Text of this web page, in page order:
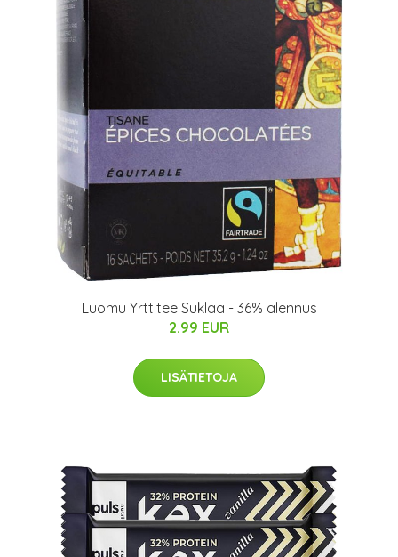
Luomu Yrttitee Suklaa - 36% alennus
2.99 EUR
LISÄTIETOJA